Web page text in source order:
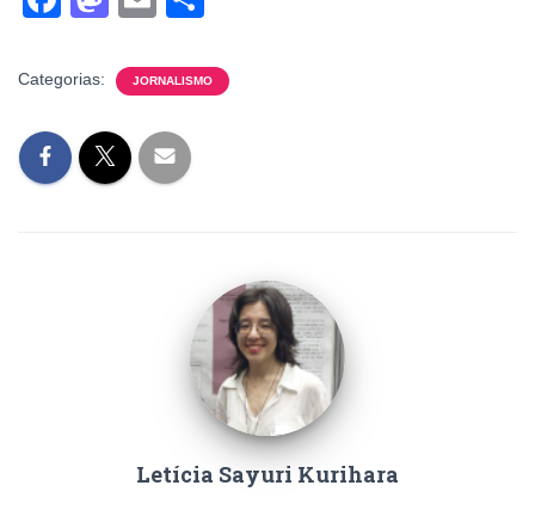
c
b
o
st
d
o
ail ar
Categorias: JORNALISMO
Letícia Sayuri Kurihara